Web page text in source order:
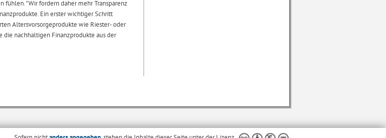
fühlen. "Wir fordern daher mehr Transparenz
Ein erster wichtiger Schritt
Altersvorsorgeprodukte wie Riester- oder
nachhaltigen Finanzprodukte aus der